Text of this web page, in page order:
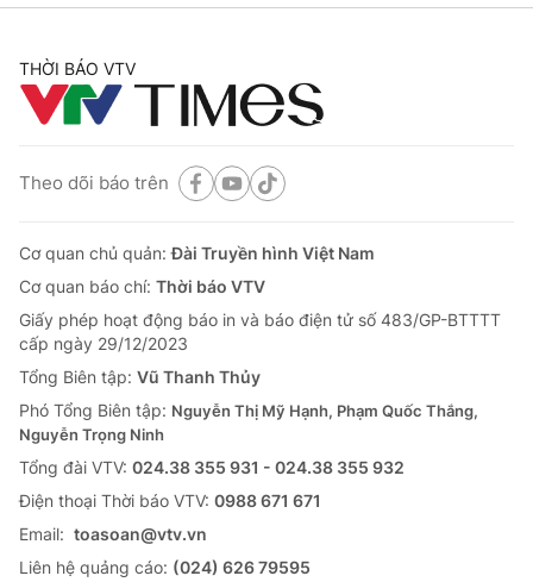
THỜI BÁO VTV
Theo dõi báo trên
Cơ quan chủ quản:Đài Truyền hình Việt Nam
Cơ quan báo chí: Thời báo VTV
Giấy phép hoạt động báo in và báo điện tử số 483/GP-BTTTT
cấp ngày 29/12/2023
Tổng Biên tập: Vũ Thanh Thủy
Phó Tổng Biên tập: Nguyễn Thị Mỹ Hạnh, Phạm Quốc Thắng,
Nguyễn Trọng Ninh
Tổng đài VTV: 024.38 355 931 - 024.38 355 932
Ðiện thoại Thời báo VTV: 0988 671 671
Email: toasoan@vtv.vn
Liên hệ quảng cáo: (024) 626 79595